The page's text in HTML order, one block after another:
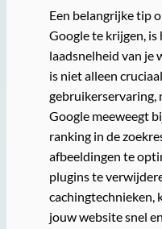
Een belangrijke tip
Google te krijgen,
laadsnelheid van je
is niet alleen
gebruikerservaring,
Google meeweegt
ranking in de
afbeeldingen te
plugins te
cachingtechnieken,
jouw website snel